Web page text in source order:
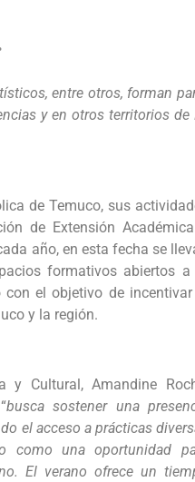
entre otros, forman
y en otros territorios de
de Temuco, sus
de Extensión
año, en esta fecha se
formativos abiertos a
el objetivo de incentivar
y la región.
y Cultural, Amandine
busca sostener una
el acceso a prácticas
como una oportunidad
El verano ofrece un